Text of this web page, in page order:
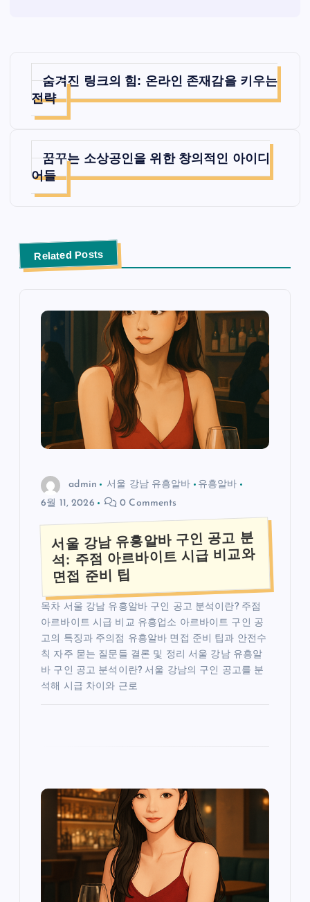
탐
색
숨겨진 링크의 힘: 온라인 존재감을 키우는
전략
꿈꾸는 소상공인을 위한 창의적인 아이디
어들
Related Posts
admin 서울 강남 유흥알바
유흥알바
6월 11, 2026
0 Comments
서울 강남 유흥알바 구인 공고 분
석: 주점 아르바이트 시급 비교와
면접 준비 팁
목차 서울 강남 유흥알바 구인 공고 분석이란? 주점
아르바이트 시급 비교 유흥업소 아르바이트 구인 공
고의 특징과 주의점 유흥알바 면접 준비 팁과 안전수
칙 자주 묻는 질문들 결론 및 정리 서울 강남 유흥알
바 구인 공고 분석이란? 서울 강남의 구인 공고를 분
석해 시급 차이와 근로